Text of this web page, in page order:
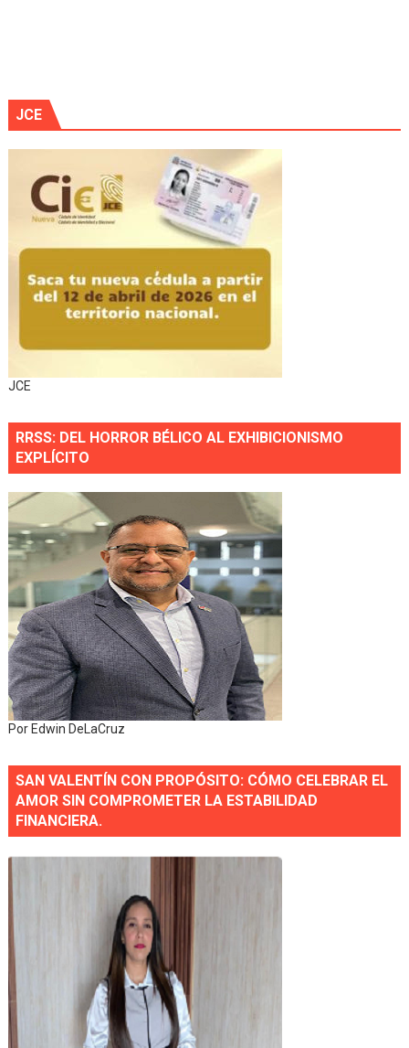
JCE
JCE
RRSS: DEL HORROR BÉLICO AL EXHIBICIONISMO
EXPLÍCITO
Por Edwin DeLaCruz
SAN VALENTÍN CON PROPÓSITO: CÓMO CELEBRAR EL
AMOR SIN COMPROMETER LA ESTABILIDAD
FINANCIERA.